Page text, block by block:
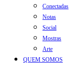
Conectadas
Notas
Social
Mostras
Arte
QUEM SOMOS